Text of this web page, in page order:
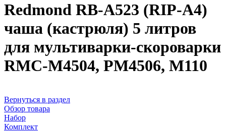
Redmond RB-A523 (RIP-А4)
чаша (кастрюля) 5 литров
для мультиварки-скороварки
RMC-M4504, PM4506, M110
Вернуться в раздел
Обзор товара
Набор
Комплект